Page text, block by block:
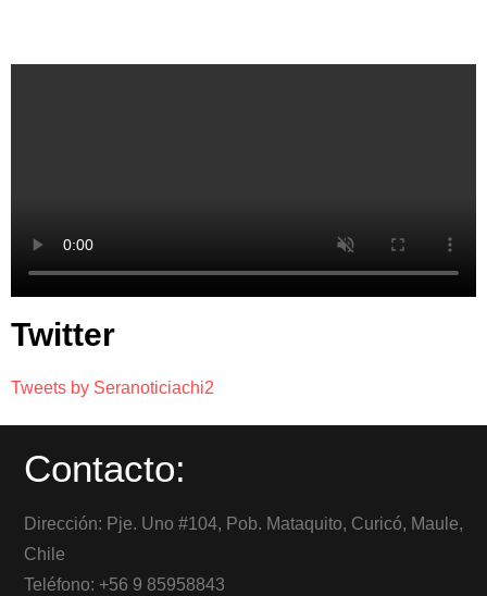
Twitter
Tweets by Seranoticiachi2
Contacto:
Dirección: Pje. Uno #104, Pob. Mataquito, Curicó, Maule,
Chile
Teléfono: +56 9 85958843